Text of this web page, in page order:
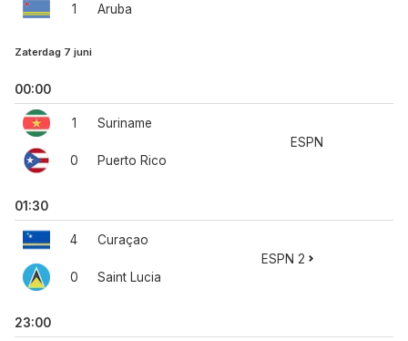
1 Aruba
Zaterdag 7 juni
00:00
1
0
Suriname
Puerto Rico
ESPN
01:30
4
0
Curaçao
Saint Lucia
ESPN 2
23:00